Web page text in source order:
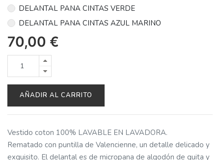
DELANTAL PANA CINTAS VERDE
DELANTAL PANA CINTAS AZUL MARINO
70,00 €
AÑADIR AL CARRITO
Vestido coton 100% LAVABLE EN LAVADORA.
Rematado con puntilla de Valencienne, un detalle delicado y
exquisito. El delantal es de micropana de algodón de quita y